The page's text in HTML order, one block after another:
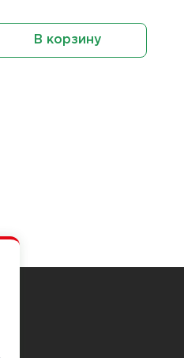
В корзину